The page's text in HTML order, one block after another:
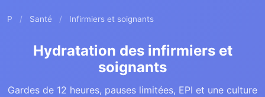
P / Santé / Infirmiers et soignants
Hydratation des infirmiers et
soignants
Gardes de 12 heures, pauses limitées, EPI et une culture